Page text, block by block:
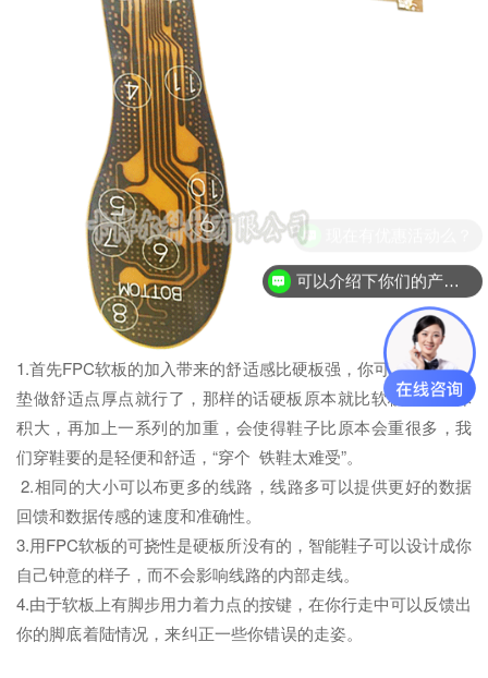
1.首先FPC软板的加入带来的舒适感比硬板强，你可能会说了鞋
垫做舒适点厚点就行了，那样的话硬板原本就比软板重量重体
积大，再加上一系列的加重，会使得鞋子比原本会重很多，我
们穿鞋要的是轻便和舒适，“穿个 铁鞋太难受”。
2.相同的大小可以布更多的线路，线路多可以提供更好的数据
回馈和数据传感的速度和准确性。
3.用FPC软板的可挠性是硬板所没有的，智能鞋子可以设计成你
自己钟意的样子，而不会影响线路的内部走线。
4.由于软板上有脚步用力着力点的按键，在你行走中可以反馈出
你的脚底着陆情况，来纠正一些你错误的走姿。
可以介绍下你们的产品么？